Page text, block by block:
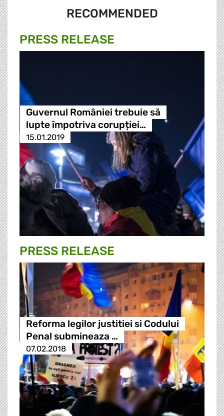
RECOMMENDED
PRESS RELEASE
Guvernul României trebuie să
lupte împotriva corupției…
15.01.2019
PRESS RELEASE
Reforma legilor justitiei si Codului
Penal submineaza …
07.02.2018